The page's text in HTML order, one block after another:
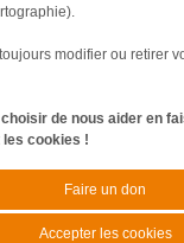
modifier ou retirer
de nous aider en
cookies !
Faire un don
Accepter les cookies